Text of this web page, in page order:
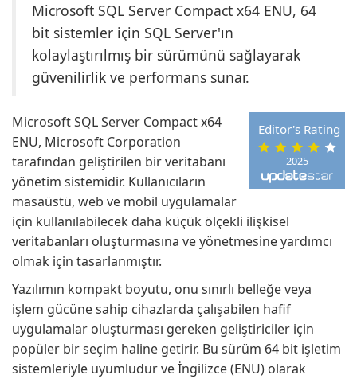
Microsoft SQL Server Compact x64 ENU, 64
bit sistemler için SQL Server'ın
kolaylaştırılmış bir sürümünü sağlayarak
güvenilirlik ve performans sunar.
2025
Editor's Rating
Microsoft SQL Server Compact x64
ENU, Microsoft Corporation
tarafından geliştirilen bir veritabanı
yönetim sistemidir. Kullanıcıların
masaüstü, web ve mobil uygulamalar
için kullanılabilecek daha küçük ölçekli ilişkisel
veritabanları oluşturmasına ve yönetmesine yardımcı
olmak için tasarlanmıştır.
Yazılımın kompakt boyutu, onu sınırlı belleğe veya
işlem gücüne sahip cihazlarda çalışabilen hafif
uygulamalar oluşturması gereken geliştiriciler için
popüler bir seçim haline getirir. Bu sürüm 64 bit işletim
sistemleriyle uyumludur ve İngilizce (ENU) olarak